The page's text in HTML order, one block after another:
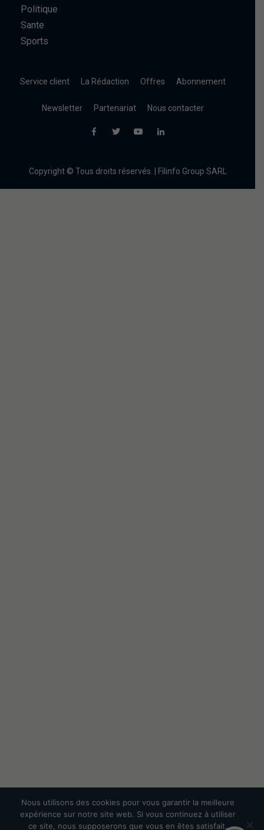
Politique
Sante
Sports
Service client La Rédaction Offres Abonnement
Newsletter Partenariat Nous contacter
Copyright © Tous droits réservés. | Filinfo Group SARL
Nous utilisons des cookies pour vous garantir la meilleure
expérience sur notre site web. Si vous continuez à utiliser
ce site, nous supposerons que vous en êtes satisfait.